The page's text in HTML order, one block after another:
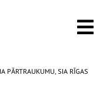
PĀRTRAUKUMU, SIA RĪGAS